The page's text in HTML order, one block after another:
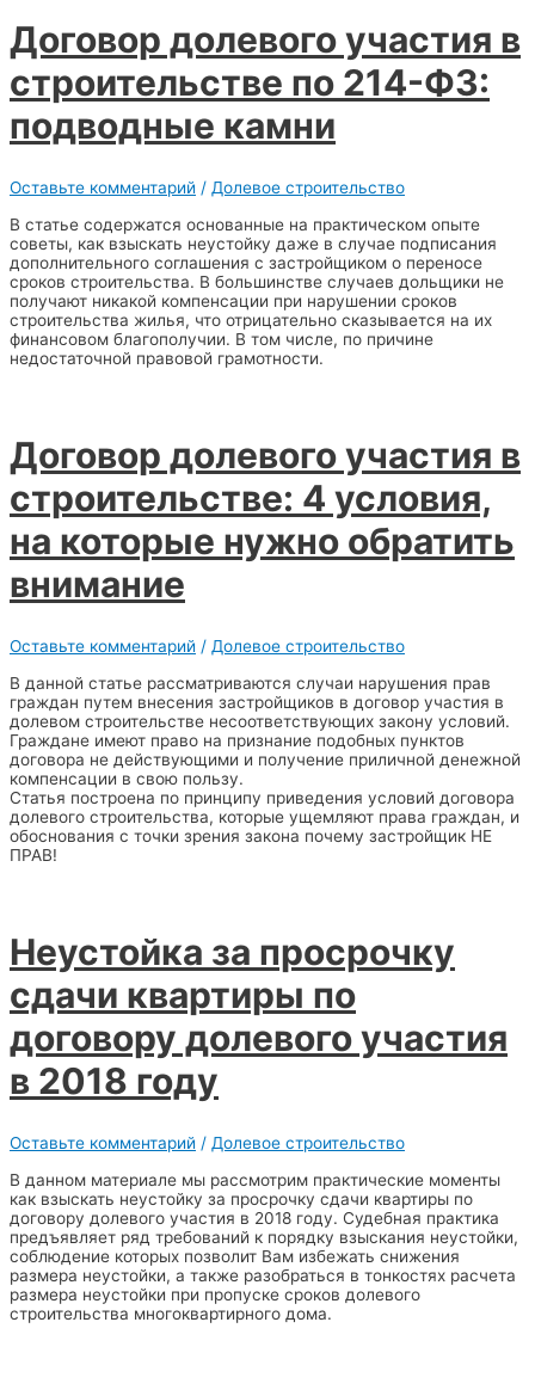
Договор долевого участия в
строительстве по 214-ФЗ:
подводные камни
Оставьте комментарий / Долевое строительство
В статье содержатся основанные на практическом опыте
советы, как взыскать неустойку даже в случае подписания
дополнительного соглашения с застройщиком о переносе
сроков строительства. В большинстве случаев дольщики не
получают никакой компенсации при нарушении сроков
строительства жилья, что отрицательно сказывается на их
финансовом благополучии. В том числе, по причине
недостаточной правовой грамотности.
Договор долевого участия в
строительстве: 4 условия,
на которые нужно обратить
внимание
Оставьте комментарий / Долевое строительство
В данной статье рассматриваются случаи нарушения прав
граждан путем внесения застройщиков в договор участия в
долевом строительстве несоответствующих закону условий.
Граждане имеют право на признание подобных пунктов
договора не действующими и получение приличной денежной
компенсации в свою пользу.
Статья построена по принципу приведения условий договора
долевого строительства, которые ущемляют права граждан, и
обоснования с точки зрения закона почему застройщик НЕ
ПРАВ!
Неустойка за просрочку
сдачи квартиры по
договору долевого участия
в 2018 году
Оставьте комментарий / Долевое строительство
В данном материале мы рассмотрим практические моменты
как взыскать неустойку за просрочку сдачи квартиры по
договору долевого участия в 2018 году. Судебная практика
предъявляет ряд требований к порядку взыскания неустойки,
соблюдение которых позволит Вам избежать снижения
размера неустойки, а также разобраться в тонкостях расчета
размера неустойки при пропуске сроков долевого
строительства многоквартирного дома.